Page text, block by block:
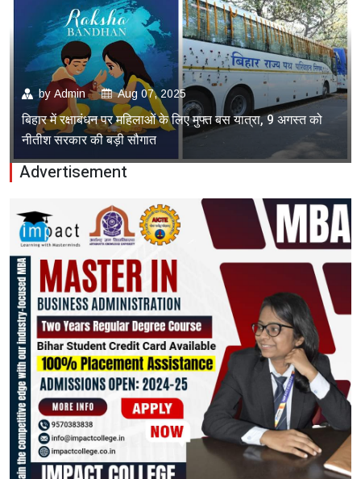
by Admin Aug 07, 2025
बिहार में रक्षाबंधन पर महिलाओं के लिए मुफ्त बस यात्रा, 9 अगस्त को
नीतीश सरकार की बड़ी सौगात
Advertisement